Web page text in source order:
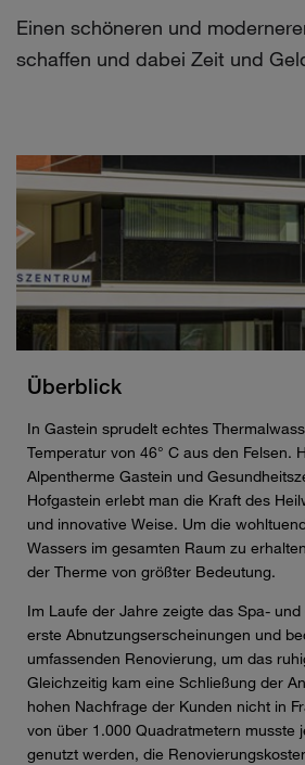
Einen schöneren und
schaffen und dabei Zeit und
Überblick
In Gastein sprudelt echtes
Temperatur von 46° C aus den Felsen.
Alpentherme Gastein und
Hofgastein erlebt man die Kraft des
und innovative Weise. Um die
Wassers im gesamten Raum zu
der Therme von größter Bedeutung.
Im Laufe der Jahre zeigte das Spa-
erste Abnutzungserscheinungen und
umfassenden Renovierung, um das
Gleichzeitig kam eine Schließung der
hohen Nachfrage der Kunden nicht in
von über 1.000 Quadratmetern musste
genutzt werden, die